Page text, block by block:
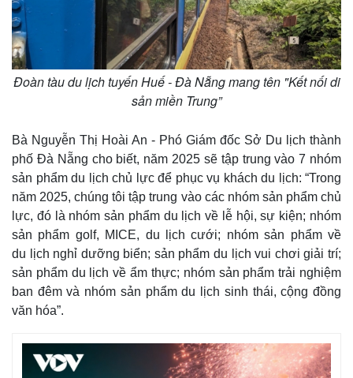
Đoàn tàu du lịch tuyến Huế - Đà Nẵng mang tên "Kết nối di
sản miền Trung”
Bà Nguyễn Thị Hoài An - Phó Giám đốc Sở Du lịch thành
phố Đà Nẵng cho biết, năm 2025 sẽ tập trung vào 7 nhóm
sản phẩm du lịch chủ lực để phục vụ khách du lịch: “Trong
năm 2025, chúng tôi tập trung vào các nhóm sản phẩm chủ
lực, đó là nhóm sản phẩm du lịch về lễ hội, sự kiện; nhóm
sản phẩm golf, MICE, du lịch cưới; nhóm sản phẩm về
du lịch nghỉ dưỡng biển; sản phẩm du lịch vui chơi giải trí;
sản phẩm du lịch về ẩm thực; nhóm sản phẩm trải nghiệm
ban đêm và nhóm sản phẩm du lịch sinh thái, cộng đồng
văn hóa”.